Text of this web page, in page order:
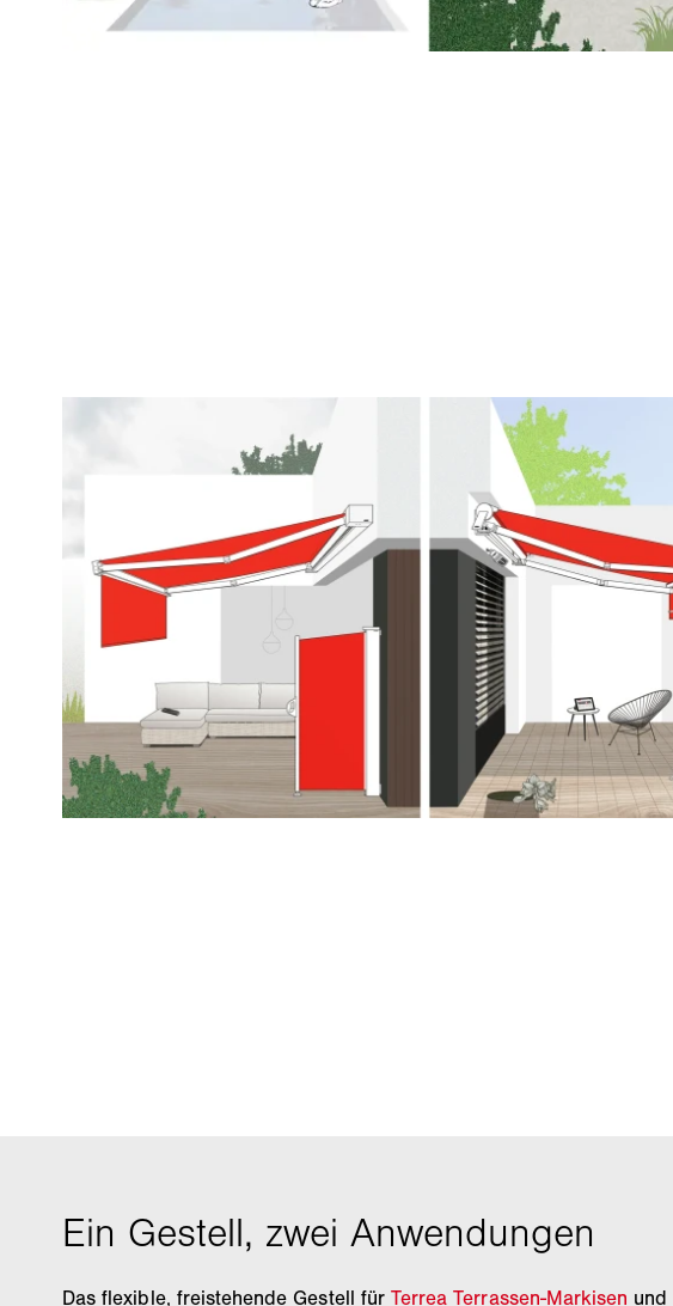
Das flexible, freistehende Gestell für Terrea Terrassen-Markisen und